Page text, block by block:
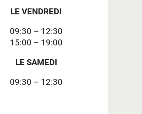
LE VENDREDI
09:30 – 12:30
15:00 – 19:00
LE SAMEDI
09:30 – 12:30